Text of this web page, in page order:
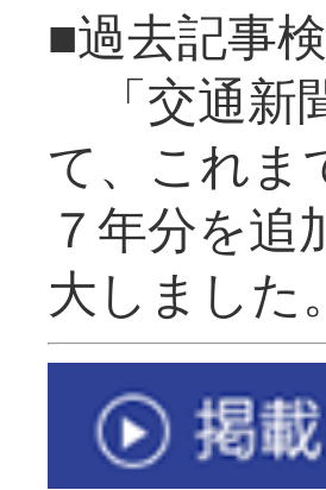
■過去記事
「交通新
て、これま
７年分を
大し